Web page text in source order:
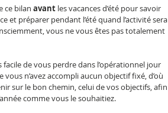
ce bilan avant les vacances d’été pour savoir
et préparer pendant l’été quand l’activité sera
vous ne vous êtes pas totalement
de vous perdre dans l’opérationnel jour
n’avez accompli aucun objectif fixé, d’où
sur le bon chemin, celui de vos objectifs, afin
comme vous le souhaitiez.